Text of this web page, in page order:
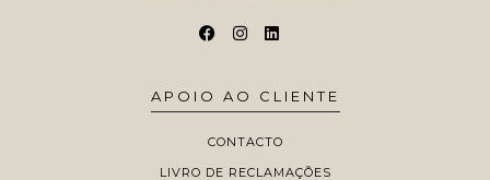
APOIO AO CLIENTE
CONTACTO
LIVRO DE RECLAMAÇÕES